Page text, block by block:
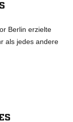
Berlin erzielte
als jedes andere